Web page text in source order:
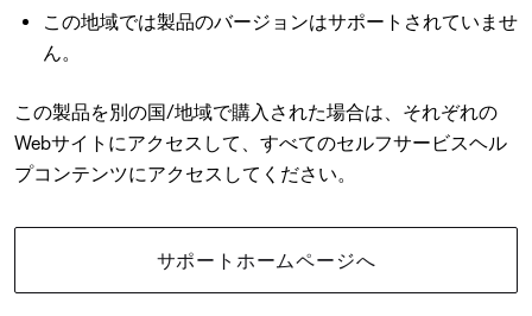
この地域では製品のバージョンはサポートされていませ
ん。
この製品を別の国/地域で購入された場合は、それぞれの
Webサイトにアクセスして、すべてのセルフサービスヘル
プコンテンツにアクセスしてください。
サポートホームページへ